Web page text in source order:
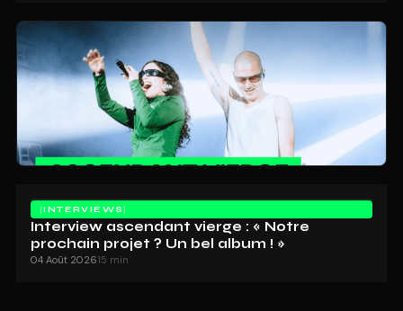
INTERVIEWS
Interview ascendant vierge : « Notre
prochain projet ? Un bel album ! »
04 Août 202615 min